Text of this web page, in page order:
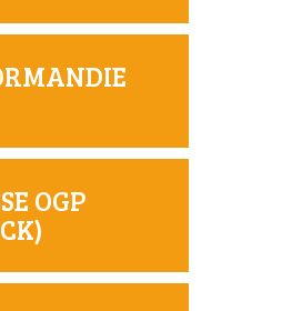
OGP